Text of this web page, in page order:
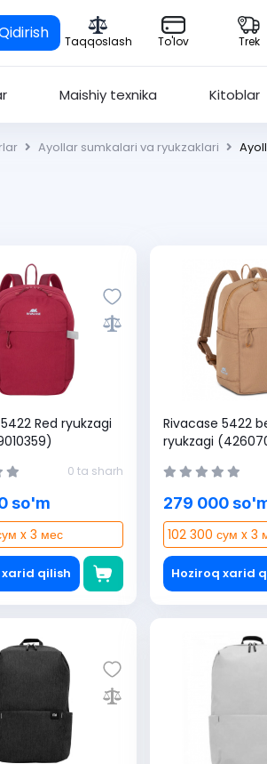
Taqqoslash To'lov Trek
Maishiy texnika Kitoblar
Ayollar sumkalari va ryukzaklari
Red ryukzagi
0 ta sharh
so'm
x 3 мес
qilish
Rivacase 5422
ryukzagi
279 000
102 300 сум x 3
Hoziroq xarid